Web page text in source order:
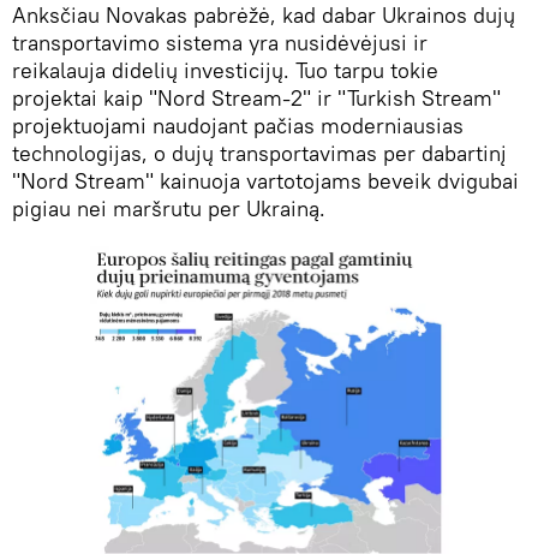
Anksčiau Novakas pabrėžė, kad dabar Ukrainos dujų
transportavimo sistema yra nusidėvėjusi ir
reikalauja didelių investicijų. Tuo tarpu tokie
projektai kaip "Nord Stream-2" ir "Turkish Stream"
projektuojami naudojant pačias moderniausias
technologijas, o dujų transportavimas per dabartinį
"Nord Stream" kainuoja vartotojams beveik dvigubai
pigiau nei maršrutu per Ukrainą.